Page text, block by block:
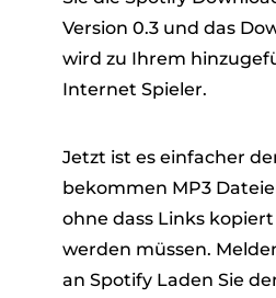
Version 0.3 und das
wird zu Ihrem
Internet Spieler.
Jetzt ist es einfacher
bekommen MP3
ohne dass Links
werden müssen.
an Spotify Laden Sie